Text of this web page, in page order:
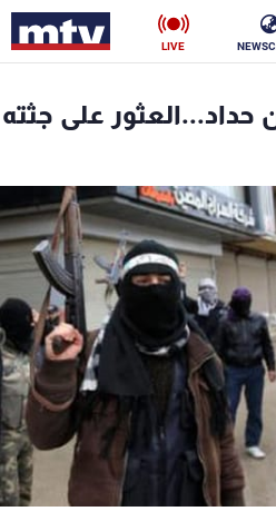
LIVE
حداد...العثور على جثته
ناس
فن
رياضة